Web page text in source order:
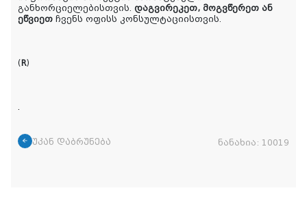
განხორციელებისთვის. დაგვირეკეთ, მოგვწერეთ ან
ეწვიეთ ჩვენს ოფისს კონსულტაციისთვის.
(R)
უკან დაბრუნება ნანახია: 10019